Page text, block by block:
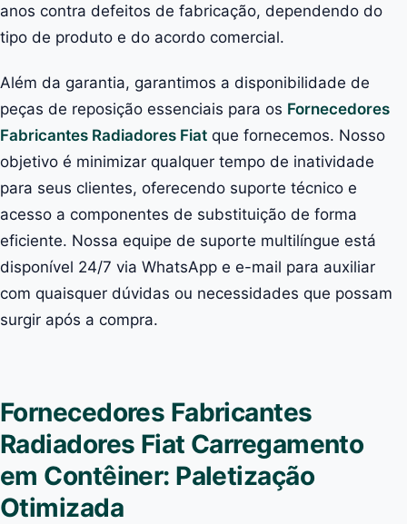
anos contra defeitos de fabricação, dependendo do
tipo de produto e do acordo comercial.
Além da garantia, garantimos a disponibilidade de
peças de reposição essenciais para os Fornecedores
Fabricantes Radiadores Fiat que fornecemos. Nosso
objetivo é minimizar qualquer tempo de inatividade
para seus clientes, oferecendo suporte técnico e
acesso a componentes de substituição de forma
eficiente. Nossa equipe de suporte multilíngue está
disponível 24/7 via WhatsApp e e-mail para auxiliar
com quaisquer dúvidas ou necessidades que possam
surgir após a compra.
Fornecedores Fabricantes
Radiadores Fiat Carregamento
em Contêiner: Paletização
Otimizada